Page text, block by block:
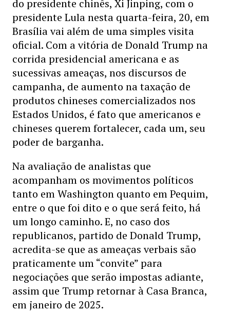
do presidente chinês, Xi Jinping, com o
presidente Lula nesta quarta-feira, 20, em
Brasília vai além de uma simples visita
oficial. Com a vitória de Donald Trump na
corrida presidencial americana e as
sucessivas ameaças, nos discursos de
campanha, de aumento na taxação de
produtos chineses comercializados nos
Estados Unidos, é fato que americanos e
chineses querem fortalecer, cada um, seu
poder de barganha.
Na avaliação de analistas que
acompanham os movimentos políticos
tanto em Washington quanto em Pequim,
entre o que foi dito e o que será feito, há
um longo caminho. E, no caso dos
republicanos, partido de Donald Trump,
acredita-se que as ameaças verbais são
praticamente um “convite” para
negociações que serão impostas adiante,
assim que Trump retornar à Casa Branca,
em janeiro de 2025.